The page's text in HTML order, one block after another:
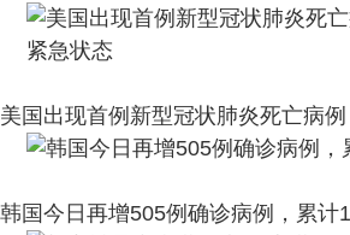
美国出现首例新型冠状肺炎死亡病
韩国今日再增505例确诊病例，累计